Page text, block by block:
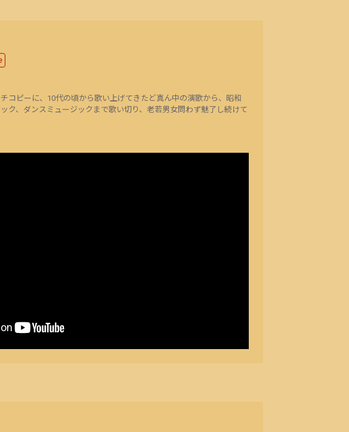
コピーに、10代の頃から歌い上げてきたど真ん中の演歌から、昭和
ク、ダンスミュージックまで歌い切り、老若男女問わず魅了し続けて